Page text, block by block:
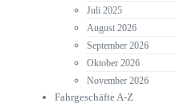
Juli 2025
August 2026
September 2026
Oktober 2026
November 2026
Fahrgeschäfte A-Z